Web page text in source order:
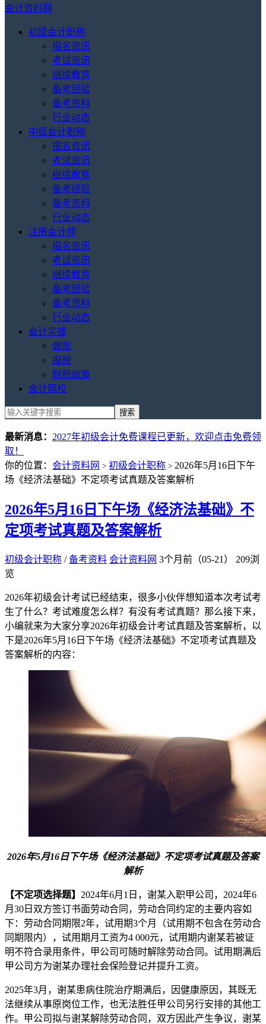
会计资料网
初级会计职称
报名资讯
考试资讯
继续教育
备考经验
备考资料
行业动态
中级会计职称
报名资讯
考试资讯
继续教育
备考经验
备考资料
行业动态
注册会计师
报名资讯
考试资讯
继续教育
备考经验
备考资料
行业动态
会计实操
做账
报税
财税政策
会计网校
最新消息： 2027年初级会计免费课程已更新，欢迎点击免费领
取！
你的位置： 会计资料网 > 初级会计职称 > 2026年5月16日下午
场《经济法基础》不定项考试真题及答案解析
2026年5月16日下午场《经济法基础》不
定项考试真题及答案解析
初级会计职称 /备考资料 会计资料网 3个月前（05-21）
209浏
览
2026年初级会计考试已经结束，很多小伙伴想知道本次考试考
生了什么？考试难度怎么样？有没有考试真题？那么接下来，
小编就来为大家分享2026年初级会计考试真题及答案解析，以
下是2026年5月16日下午场《经济法基础》不定项考试真题及
答案解析的内容：
2026年5月16日下午场《经济法基础》不定项考试真题及答案
解析
【不定项选择题】 2024年6月1日，谢某入职甲公司，2024年6
月30日双方签订书面劳动合同，劳动合同约定的主要内容如
下：劳动合同期限2年，试用期3个月（试用期不包含在劳动合
同期限内），试用期月工资为4 000元，试用期内谢某若被证
明不符合录用条件，甲公司可随时解除劳动合同。试用期满后
甲公司方为谢某办理社会保险登记并提升工资。
2025年3月，谢某患病住院治疗期满后，因健康原因，其既无
法继续从事原岗位工作，也无法胜任甲公司另行安排的其他工
作。甲公司拟与谢某解除劳动合同，双方因此产生争议，谢某